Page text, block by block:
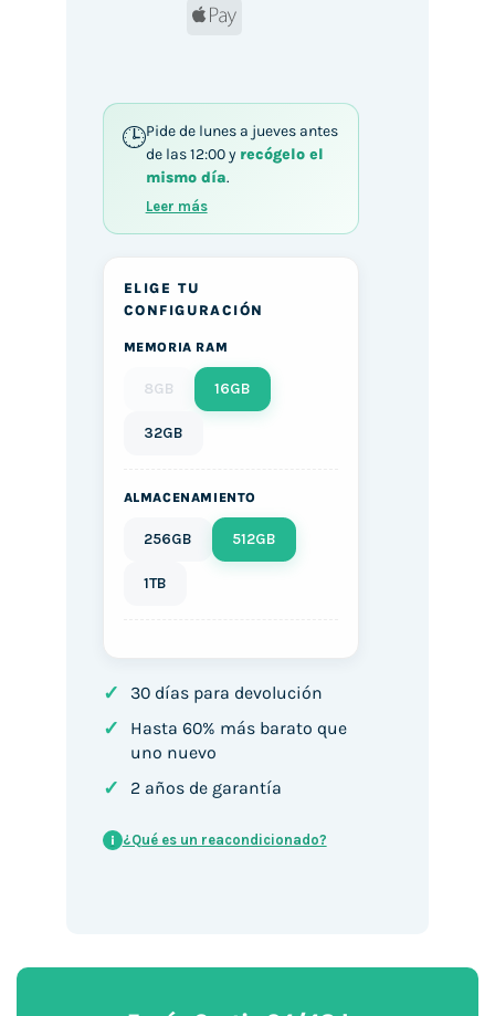
Apple
Pide de lunes a jueves antes
de las 12:00 y recógelo el
mismo día.
Leer más
ELIGE TU
CONFIGURACIÓN
MEMORIA RAM
8GB 16GB
32GB
ALMACENAMIENTO
256GB 512GB
1TB
✓ 30 días para devolución
✓
Hasta 60% más barato que
uno nuevo
✓ 2 años de garantía
i ¿Qué es un reacondicionado?